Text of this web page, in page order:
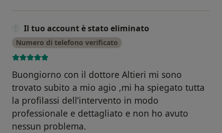
Il tuo account è stato eliminato
Numero di telefono verificato
Buongiorno con il dottore Altieri mi sono
trovato subito a mio agio ,mi ha spiegato tutta
la profilassi dell’intervento in modo
professionale e dettagliato e non ho avuto
nessun problema.